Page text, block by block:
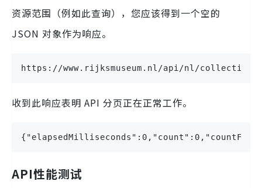
资源范围（例如此查询），您应该得到一个空的
JSON 对象作为响应。
https://www.rijksmuseum.nl/api/nl/
收到此响应表明 API 分页正在正常工作。
API性能测试